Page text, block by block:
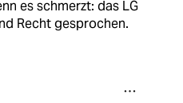
es schmerzt: das LG
Recht gesprochen.